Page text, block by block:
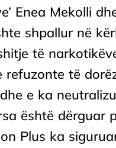
Enea Mekolli
shpallur në
të
refuzonte të
e ka
është dërguar
Plus ka